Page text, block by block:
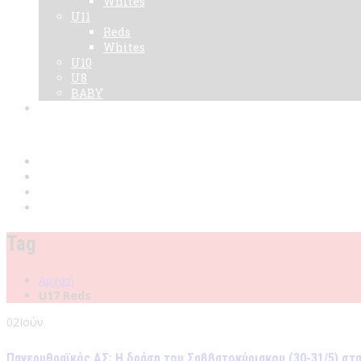
U11
Reds
Whites
U10
U8
BABY
Tag
Αρχική
U17 Reds
02Ιούν